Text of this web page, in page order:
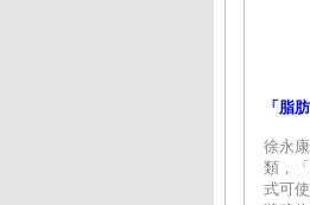
「脂
徐永
類，
式可